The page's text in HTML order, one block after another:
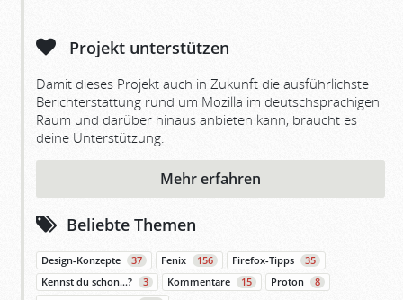
Projekt unterstützen
Damit dieses Projekt auch in Zukunft die ausführlichste
Berichterstattung rund um Mozilla im deutschsprachigen
Raum und darüber hinaus anbieten kann, braucht es
deine Unterstützung.
Mehr erfahren
Beliebte Themen
Design-Konzepte 37 Fenix 156 Firefox-Tipps
35
Kennst du schon…?
3 Kommentare 15 Proton
8